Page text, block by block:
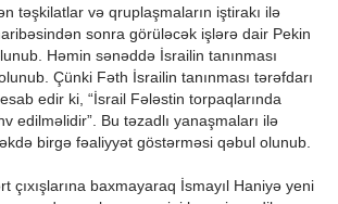
təşkilatlar və qruplaşmaların iştirakı ilə
sonra görüləcək işlərə dair Pekin
Həmin sənəddə İsrailin tanınması
Çünki Fəth İsrailin tanınması tərəfdarı
edir ki, “İsrail Fələstin torpaqlarında
edilməlidir”. Bu təzadlı yanaşmaları ilə
birgə fəaliyyət göstərməsi qəbul olunub.
çıxışlarına baxmayaraq İsmayıl Haniyə yeni